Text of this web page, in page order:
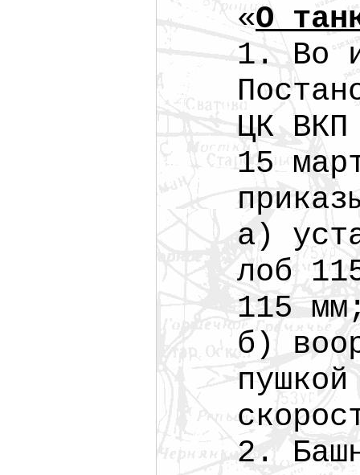
«О
1. Во
ЦК
15
а)
лоб
115
б)
2.